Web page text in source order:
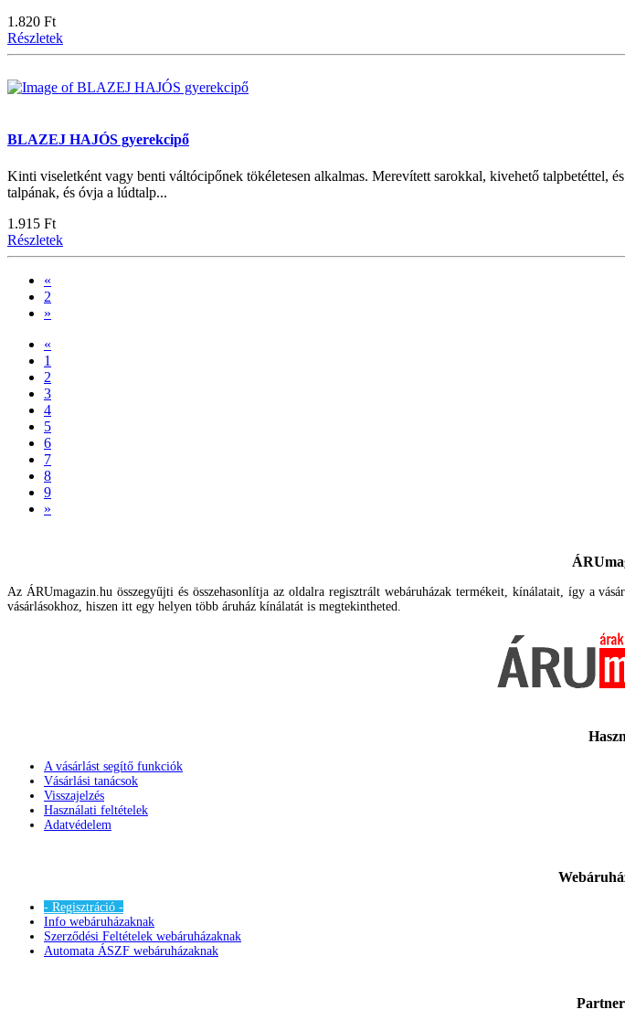
1.820 Ft
Részletek
BLAZEJ HAJÓS gyerekcipő
Kinti viseletként vagy benti váltócipőnek tökéletesen alkalmas. Merevített sarokkal, kivehető talpbetéttel,
talpának, és óvja a lúdtalp...
1.915 Ft
Részletek
«
2
»
«
1
2
3
4
5
6
7
8
9
»
Az ÁRUmagazin.hu összegyűjti és összehasonlítja az oldalra regisztrált webáruházak termékeit, kínálatait, így a
vásárlásokhoz, hiszen itt egy helyen több áruház kínálatát is megtekintheted.
A vásárlást segítő funkciók
Vásárlási tanácsok
Visszajelzés
Használati feltételek
Adatvédelem
- Regisztráció -
Info webáruházaknak
Szerződési Feltételek webáruházaknak
Automata ÁSZF webáruházaknak